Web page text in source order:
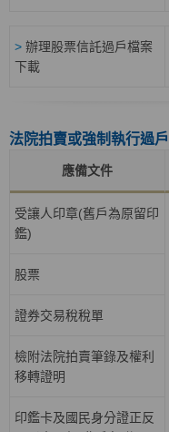
> 辦理股票信託過戶檔案
下載
法院拍賣或強制執行過戶
應備文件
受讓人印章(舊戶為原留印
鑑)
股票
證券交易稅稅單
檢附法院拍賣筆錄及權利
移轉證明
印鑑卡及國民身分證正反